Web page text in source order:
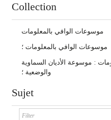
Collection
موسوعات الوافي بالمعلومات
موسوعات الوافي بالمعلومات ؛
: موسوعة الأديان السماوية
والوضعية ؛
Sujet